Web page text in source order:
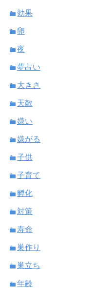
効果
卵
夜
夢占い
大きさ
天敵
嫌い
嫌がる
子供
子育て
孵化
対策
寿命
巣作り
巣立ち
年齢